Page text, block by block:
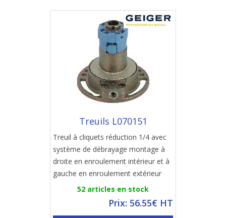
Treuils L070151
Treuil à cliquets réduction 1/4 avec
système de débrayage montage à
droite en enroulement intérieur et à
gauche en enroulement extérieur
52 articles en stock
Prix: 56.55€ HT